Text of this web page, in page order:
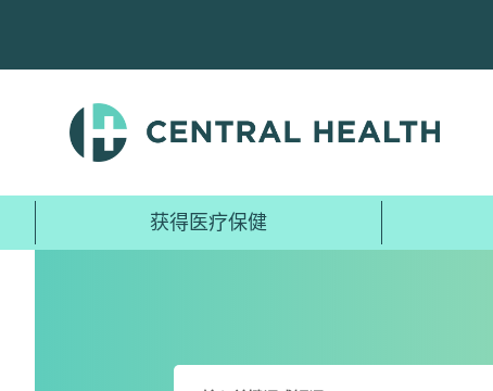
主
获得医疗保健